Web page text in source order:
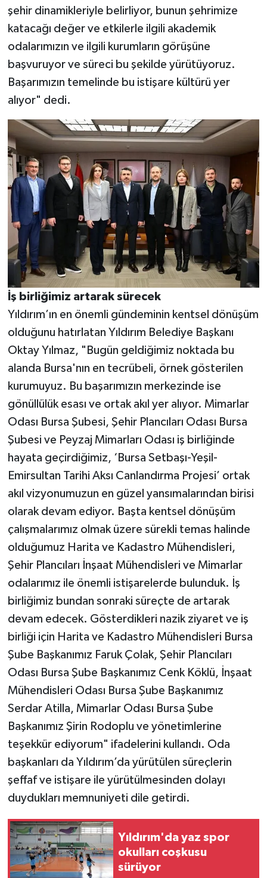
şehir dinamikleriyle belirliyor, bunun şehrimize
katacağı değer ve etkilerle ilgili akademik
odalarımızın ve ilgili kurumların görüşüne
başvuruyor ve süreci bu şekilde yürütüyoruz.
Başarımızın temelinde bu istişare kültürü yer
alıyor" dedi.
İş birliğimiz artarak sürecek
Yıldırım’ın en önemli gündeminin kentsel dönüşüm
olduğunu hatırlatan Yıldırım Belediye Başkanı
Oktay Yılmaz, "Bugün geldiğimiz noktada bu
alanda Bursa'nın en tecrübeli, örnek gösterilen
kurumuyuz. Bu başarımızın merkezinde ise
gönüllülük esası ve ortak akıl yer alıyor. Mimarlar
Odası Bursa Şubesi, Şehir Plancıları Odası Bursa
Şubesi ve Peyzaj Mimarları Odası iş birliğinde
hayata geçirdiğimiz, ‘Bursa Setbaşı-Yeşil-
Emirsultan Tarihi Aksı Canlandırma Projesi’ ortak
akıl vizyonumuzun en güzel yansımalarından birisi
olarak devam ediyor. Başta kentsel dönüşüm
çalışmalarımız olmak üzere sürekli temas halinde
olduğumuz Harita ve Kadastro Mühendisleri,
Şehir Plancıları İnşaat Mühendisleri ve Mimarlar
odalarımız ile önemli istişarelerde bulunduk. İş
birliğimiz bundan sonraki süreçte de artarak
devam edecek. Gösterdikleri nazik ziyaret ve iş
birliği için Harita ve Kadastro Mühendisleri Bursa
Şube Başkanımız Faruk Çolak, Şehir Plancıları
Odası Bursa Şube Başkanımız Cenk Köklü, İnşaat
Mühendisleri Odası Bursa Şube Başkanımız
Serdar Atilla, Mimarlar Odası Bursa Şube
Başkanımız Şirin Rodoplu ve yönetimlerine
teşekkür ediyorum" ifadelerini kullandı. Oda
başkanları da Yıldırım’da yürütülen süreçlerin
şeffaf ve istişare ile yürütülmesinden dolayı
duydukları memnuniyeti dile getirdi.
Yıldırım'da yaz spor
okulları coşkusu
sürüyor